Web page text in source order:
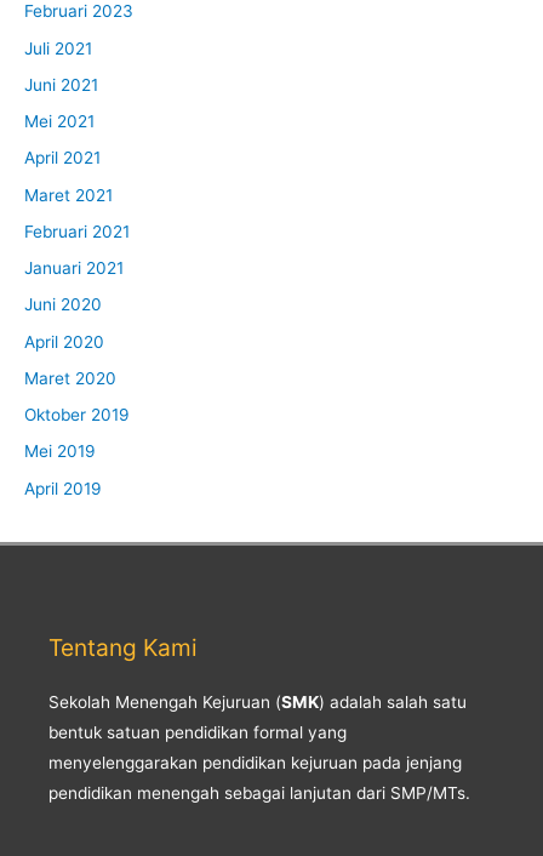
Februari 2023
Juli 2021
Juni 2021
Mei 2021
April 2021
Maret 2021
Februari 2021
Januari 2021
Juni 2020
April 2020
Maret 2020
Oktober 2019
Mei 2019
April 2019
Tentang Kami
Sekolah Menengah Kejuruan (SMK) adalah salah satu
bentuk satuan pendidikan formal yang
menyelenggarakan pendidikan kejuruan pada jenjang
pendidikan menengah sebagai lanjutan dari SMP/MTs.